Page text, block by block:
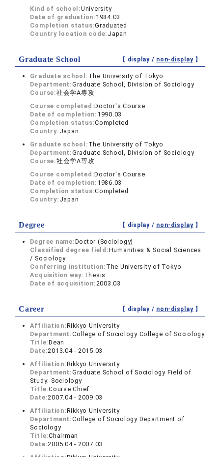
Kind of school:University
Date of graduation: 1984.03
Completion status:Graduated
Country location code: Japan
Graduate School 【 display / non-display】
Graduate school: The University of Tokyo
Department:Graduate School, Division of Sociology
Course:社会学A専攻
Course completed:Doctor's Course
Date of completion: 1990.03
Completion status:Completed
Country: Japan
Graduate school: The University of Tokyo
Department:Graduate School, Division of Sociology
Course:社会学A専攻
Course completed:Doctor's Course
Date of completion: 1986.03
Completion status:Completed
Country: Japan
Degree 【 display / non-display】
Degree name:Doctor (Sociology)
Classified degree field:Humanities & Social Sciences
/ Sociology
Conferring institution: The University of Tokyo
Acquisition way: Thesis
Date of acquisition:2003.03
Career 【 display / non-display】
Affiliation:Rikkyo University
Department:College of Sociology College of Sociology
Title:Dean
Date:2013.04 - 2015.03
Affiliation:Rikkyo University
Department:Graduate School of Sociology Field of
Study: Sociology
Title:Course Chief
Date:2007.04 - 2009.03
Affiliation:Rikkyo University
Department:College of Sociology Department of
Sociology
Title:Chairman
Date:2005.04 - 2007.03